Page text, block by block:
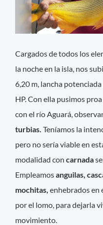
Cargados de todos los
la noche en la isla, nos
6,20 m, lancha
HP. Con ella pusimos
con el río Aguará,
turbias.Teníamos la
pero no sería viable en
modalidad concarnada
Empleamosanguilas,
mochitas,enhebrados en
por el lomo, para dejarla
movimiento.